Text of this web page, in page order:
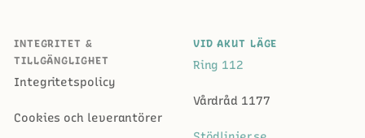
INTEGRITET &
TILLGÄNGLIGHET
Integritetspolicy
Cookies och leverantörer
VID AKUT LÄGE
Ring 112
Vårdråd 1177